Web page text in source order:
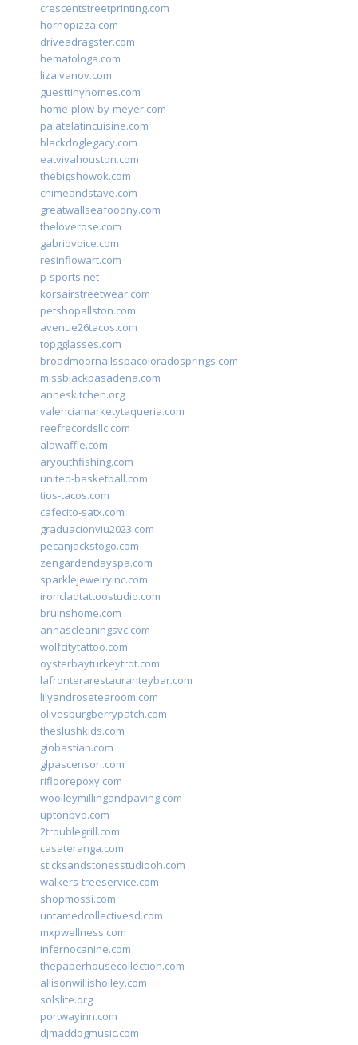
crescentstreetprinting.com
hornopizza.com
driveadragster.com
hematologa.com
lizaivanov.com
guesttinyhomes.com
home-plow-by-meyer.com
palatelatincuisine.com
blackdoglegacy.com
eatvivahouston.com
thebigshowok.com
chimeandstave.com
greatwallseafoodny.com
theloverose.com
gabriovoice.com
resinflowart.com
p-sports.net
korsairstreetwear.com
petshopallston.com
avenue26tacos.com
topgglasses.com
broadmoornailsspacoloradosprings.com
missblackpasadena.com
anneskitchen.org
valenciamarketytaqueria.com
reefrecordsllc.com
alawaffle.com
aryouthfishing.com
united-basketball.com
tios-tacos.com
cafecito-satx.com
graduacionviu2023.com
pecanjackstogo.com
zengardendayspa.com
sparklejewelryinc.com
ironcladtattoostudio.com
bruinshome.com
annascleaningsvc.com
wolfcitytattoo.com
oysterbayturkeytrot.com
lafronterarestauranteybar.com
lilyandrosetearoom.com
olivesburgberrypatch.com
theslushkids.com
giobastian.com
glpascensori.com
rifloorepoxy.com
woolleymillingandpaving.com
uptonpvd.com
2troublegrill.com
casateranga.com
sticksandstonesstudiooh.com
walkers-treeservice.com
shopmossi.com
untamedcollectivesd.com
mxpwellness.com
infernocanine.com
thepaperhousecollection.com
allisonwillisholley.com
solslite.org
portwayinn.com
djmaddogmusic.com